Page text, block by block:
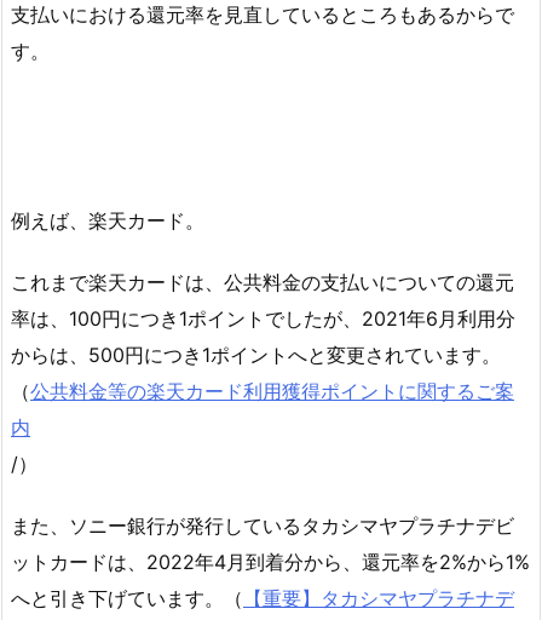
支払いにおける還元率を見直しているところもあるからで
す。
例えば、楽天カード。
これまで楽天カードは、公共料金の支払いについての還元
率は、100円につき1ポイントでしたが、2021年6月利用分
からは、500円につき1ポイントへと変更されています。
（公共料金等の楽天カード利用獲得ポイントに関するご案
内
/）
また、ソニー銀行が発行しているタカシマヤプラチナデビ
ットカードは、2022年4月到着分から、還元率を2%から1%
へと引き下げています。（ 【重要】タカシマヤプラチナデ